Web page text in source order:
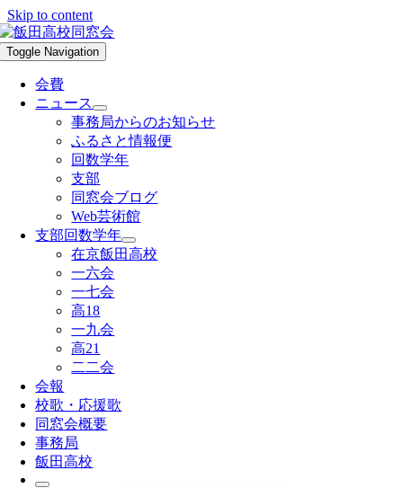
Skip to content
Toggle Navigation
会費
ニュース
事務局からのお知らせ
ふるさと情報便
回数学年
支部
同窓会ブログ
Web芸術館
支部回数学年
在京飯田高校
一六会
一七会
高18
一九会
高21
二二会
会報
校歌・応援歌
同窓会概要
事務局
飯田高校